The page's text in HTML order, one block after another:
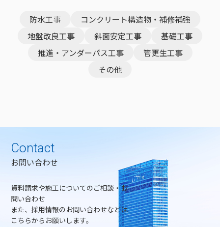
防水工事
コンクリート構造物・補修補強
地盤改良工事
斜面安定工事
基礎工事
推進・アンダーパス工事
管更生工事
その他
Contact
お問い合わせ
資料請求や施工についてのご相談・お
問い合わせ
また、採用情報のお問い合わせなどは
こちらからお願いします。